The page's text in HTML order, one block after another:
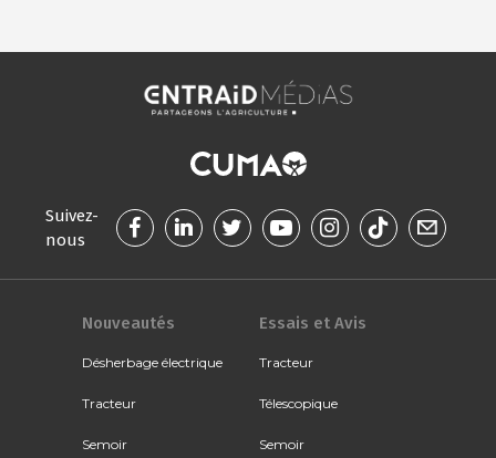
Suivez-
nous
Nouveautés
Désherbage électrique
Tracteur
Semoir
Essais et Avis
Tracteur
Télescopique
Semoir